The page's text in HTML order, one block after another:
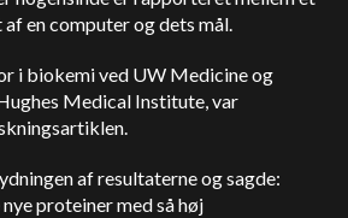
en computer og dets mål.
i biokemi ved UW Medicine og
Medical Institute, var
af resultaterne og sagde:
proteiner med så høj